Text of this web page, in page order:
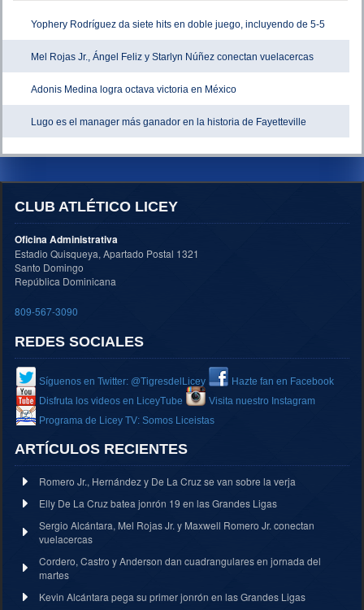
Yophery Rodríguez da siete hits en doble juego, incluyendo de 5-5
Mel Rojas Jr., Ángel Feliz y Starlyn Núñez conectan vuelacercas
Adonis Medina logra octava victoria en México
Lugo es el manager más ganador en la historia de Fayetteville
CLUB ATLÉTICO LICEY
Oficina Administrativa
Estadio Quisqueya, Apartado Postal 1321
Santo Domingo
República Dominicana
809-567-3090
REDES SOCIALES
Síguenos en Twitter: @TigresdelLicey
Hazte fan en Facebook
Disfruta los videos en LiceyTube
Visita nuestro Instagram
Programa de Licey TV: Somos Liceistas
ARTÍCULOS RECIENTES
Romero Jr., Hernández y De La Cruz se van sobre la verja
Elly De La Cruz batea jonrón 19 en las Grandes Ligas
Sergio Alcántara, Mel Rojas Jr. y Maxwell Romero Jr. conectan
vuelacercas
Cordero, Castro y Anderson dan cuadrangulares en jornada del
martes
Kevin Alcántara pega su primer jonrón en las Grandes Ligas